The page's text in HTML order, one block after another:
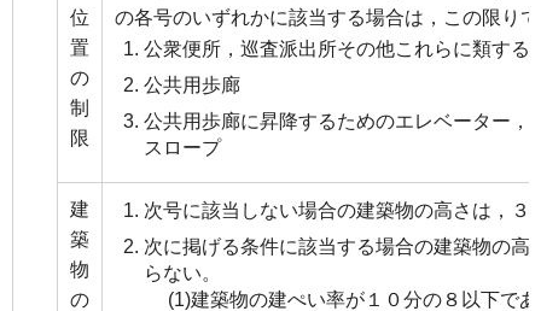
位
置
の
制
限
の各号のいずれかに該当する場合は，この限り
公衆便所，巡査派出所その他これらに類する
公共用歩廊
公共用歩廊に昇降するためのエレベーター，
スロープ
建
築
物
の
次号に該当しない場合の建築物の高さは，３
次に掲げる条件に該当する場合の建築物の高
らない。
(1)建築物の建ぺい率が１０分の８以下で